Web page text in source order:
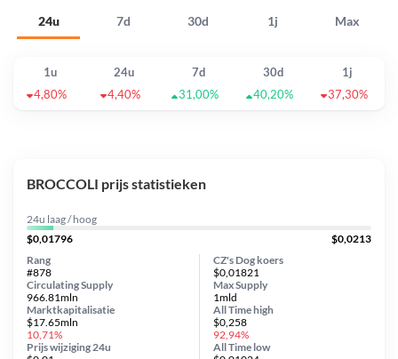
24u 7d 30d 1j Max
1u 24u 7d 30d
1j
4,80%
4,40% 31,00% 40,20% 37,30%
BROCCOLI prijs statistieken
24u laag / hoog
$0,01796
$0,0213
CZ's Dog koers
$0,01821
Circulating Supply
966.81mln
Prijs wijziging 24u
Max Supply
1mld
Marktkapitalisatie
$17.65mln
10,71%
Rang
#878
All Timehigh
$0,258
92,94%
All Time low